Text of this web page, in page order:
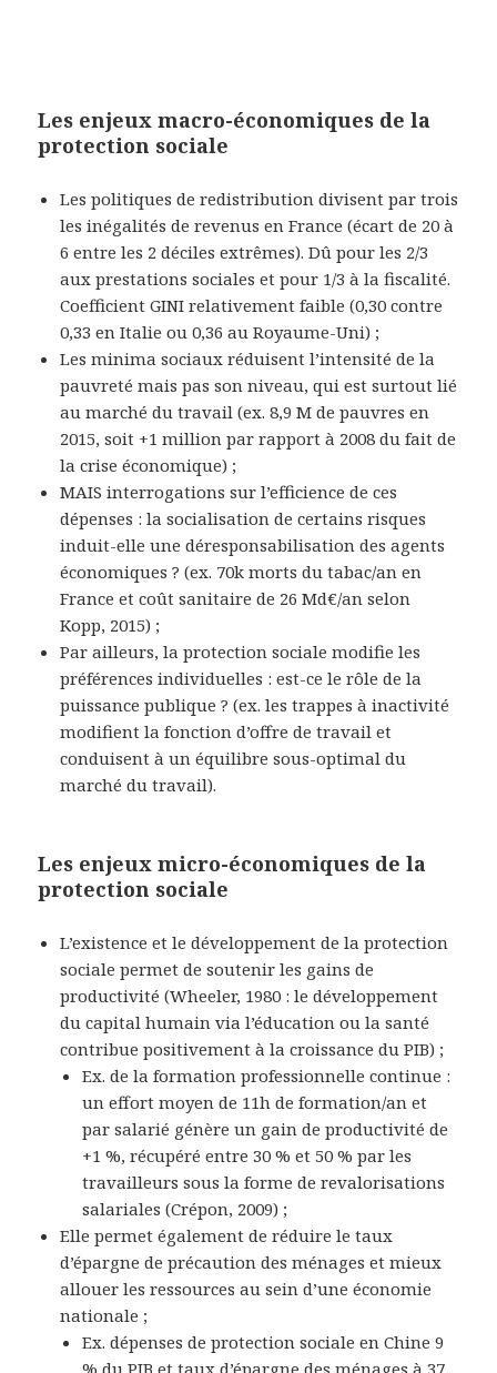
Les enjeux macro-économiques de la
protection sociale
Les politiques de redistribution divisent par trois
les inégalités de revenus en France (écart de 20 à
6 entre les 2 déciles extrêmes). Dû pour les 2/3
aux prestations sociales et pour 1/3 à la fiscalité.
Coefficient GINI relativement faible (0,30 contre
0,33 en Italie ou 0,36 au Royaume-Uni) ;
Les minima sociaux réduisent l’intensité de la
pauvreté mais pas son niveau, qui est surtout lié
au marché du travail (ex. 8,9 M de pauvres en
2015, soit +1 million par rapport à 2008 du fait de
la crise économique) ;
MAIS interrogations surl’efficience de ces
dépenses : la socialisation de certains risques
induit-elle une déresponsabilisation des agents
économiques ? (ex. 70k morts du tabac/an en
France et coût sanitaire de 26 Md€/an selon
Kopp, 2015) ;
Par ailleurs, la protection socialemodifie les
préférences individuelles : est-ce le rôle de la
puissance publique ? (ex. les trappes à inactivité
modifient la fonction d’offre de travail et
conduisent à un équilibre sous-optimal du
marché du travail).
Les enjeux micro-économiques de la
protection sociale
L’existence et le développement de la protection
sociale permet desoutenir les gains de
productivité (Wheeler, 1980 : le développement
du capital humainvial’éducation ou la santé
contribue positivement à la croissance du PIB) ;
Ex. de la formation professionnelle continue :
un effort moyen de 11h de formation/an et
par salarié génère un gain de productivité de
+1 %, récupéré entre 30 % et 50 % par les
travailleurs sous la forme de revalorisations
salariales (Crépon, 2009) ;
Elle permet également de réduire le taux
d’épargne de précaution des ménages etmieux
allouer les ressources au sein d’une économie
nationale ;
Ex. dépenses de protection sociale en Chine 9
% du PIB et taux d’épargne des ménages à 37